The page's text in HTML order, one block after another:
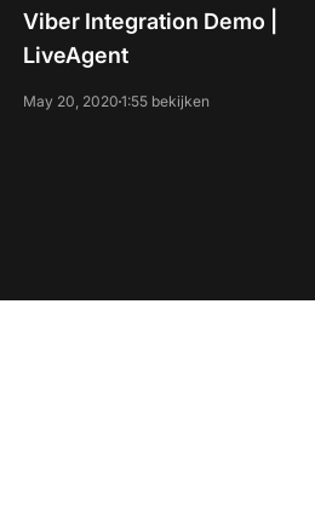
Viber Integration Demo |
LiveAgent
May 20, 2020 1:55 bekijken